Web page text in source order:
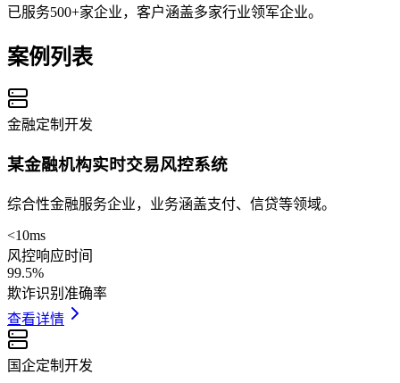
已服务500+家企业，客户涵盖多家行业领军企业。
案例列表
金融定制开发
某金融机构实时交易风控系统
综合性金融服务企业，业务涵盖支付、信贷等领域。
<10ms
风控响应时间
99.5%
欺诈识别准确率
查看详情
国企定制开发